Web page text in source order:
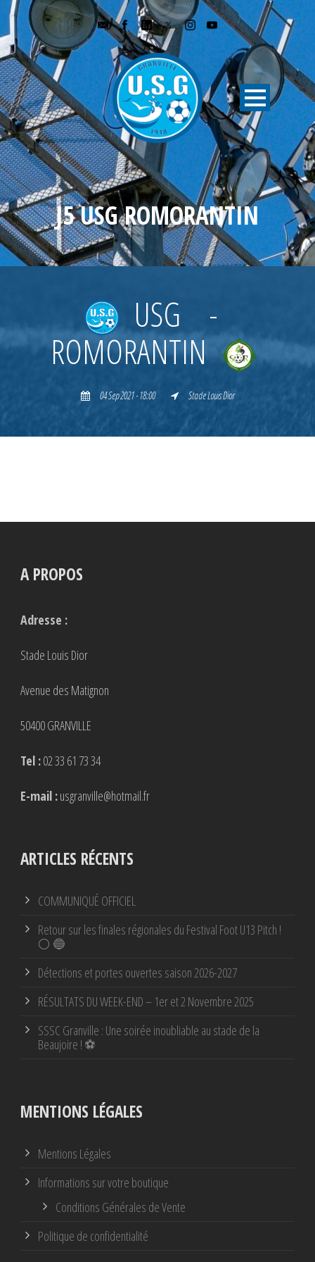
J5 USG ROMORANTIN
USG
-
ROMORANTIN
04 Sep 2021 - 18:00 Stade Louis Dior
A PROPOS
Adresse :
Stade Louis Dior
Avenue des Matignon
50400 GRANVILLE
Tel :02 33 61 73 34
E-mail :usgranville@hotmail.fr
ARTICLES RÉCENTS
COMMUNIQUÉ OFFICIEL
Retour sur les finales régionales du Festival Foot U13 Pitch !
⚪ 🔵
Détections et portes ouvertes saison 2026-2027
RÉSULTATS DU WEEK-END – 1er et 2 Novembre 2025
SSSC Granville : Une soirée inoubliable au stade de la
Beaujoire ! ⚽
MENTIONS LÉGALES
Mentions Légales
Informations sur votre boutique
Conditions Générales de Vente
Politique de confidentialité